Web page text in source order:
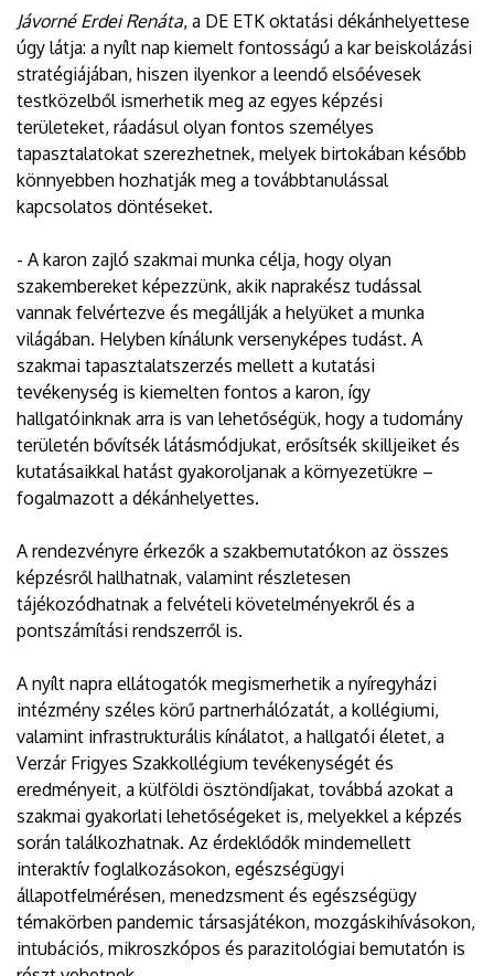
Jávorné Erdei Renáta, a DE ETK oktatási dékánhelyettese
úgy látja: a nyílt nap kiemelt fontosságú a kar beiskolázási
stratégiájában, hiszen ilyenkor a leendő elsőévesek
testközelből ismerhetik meg az egyes képzési
területeket, ráadásul olyan fontos személyes
tapasztalatokat szerezhetnek, melyek birtokában később
könnyebben hozhatják meg a továbbtanulással
kapcsolatos döntéseket.
- A karon zajló szakmai munka célja, hogy olyan
szakembereket képezzünk, akik naprakész tudással
vannak felvértezve és megállják a helyüket a munka
világában. Helyben kínálunk versenyképes tudást. A
szakmai tapasztalatszerzés mellett a kutatási
tevékenység is kiemelten fontos a karon, így
hallgatóinknak arra is van lehetőségük, hogy a tudomány
területén bővítsék látásmódjukat, erősítsék skilljeiket és
kutatásaikkal hatást gyakoroljanak a környezetükre –
fogalmazott a dékánhelyettes.
A rendezvényre érkezők a szakbemutatókon az összes
képzésről hallhatnak, valamint részletesen
tájékozódhatnak a felvételi követelményekről és a
pontszámítási rendszerről is.
A nyílt napra ellátogatók megismerhetik a nyíregyházi
intézmény széles körű partnerhálózatát, a kollégiumi,
valamint infrastrukturális kínálatot, a hallgatói életet, a
Verzár Frigyes Szakkollégium tevékenységét és
eredményeit, a külföldi ösztöndíjakat, továbbá azokat a
szakmai gyakorlati lehetőségeket is, melyekkel a képzés
során találkozhatnak. Az érdeklődők mindemellett
interaktív foglalkozásokon, egészségügyi
állapotfelmérésen, menedzsment és egészségügy
témakörben pandemic társasjátékon, mozgáskihívásokon,
intubációs, mikroszkópos és parazitológiai bemutatón is